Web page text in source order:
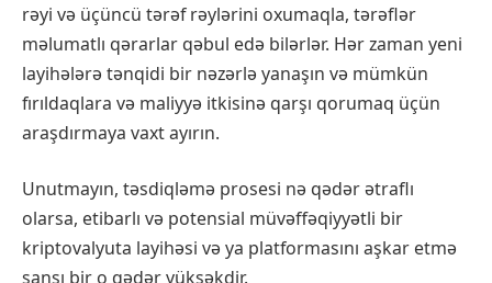
rəyi və üçüncü tərəf rəylərini oxumaqla, tərəflər
məlumatlı qərarlar qəbul edə bilərlər. Hər zaman yeni
layihələrə tənqidi bir nəzərlə yanaşın və mümkün
fırıldaqlara və maliyyə itkisinə qarşı qorumaq üçün
araşdırmaya vaxt ayırın.
Unutmayın, təsdiqləmə prosesi nə qədər ətraflı
olarsa, etibarlı və potensial müvəffəqiyyətli bir
kriptovalyuta layihəsi və ya platformasını aşkar etmə
şansı bir o qədər yüksəkdir.